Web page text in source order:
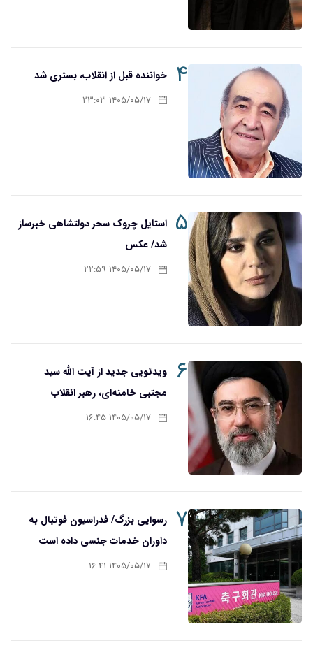
۴ خواننده قبل از انقلاب، بستری شد
۱۴۰۵/۰۵/۱۷ ۲۳:۰۳
۵
استایل چروک سحر دولتشاهی خبرساز
شد/ عکس
۱۴۰۵/۰۵/۱۷ ۲۲:۵۹
۶ ویدئویی جدید از آیت الله سید
مجتبی خامنه‌ای، رهبر انقلاب
۱۴۰۵/۰۵/۱۷ ۱۶:۴۵
۷ رسوایی بزرگ/ فدراسیون فوتبال به
داوران خدمات جنسی داده است
۱۴۰۵/۰۵/۱۷ ۱۶:۴۱